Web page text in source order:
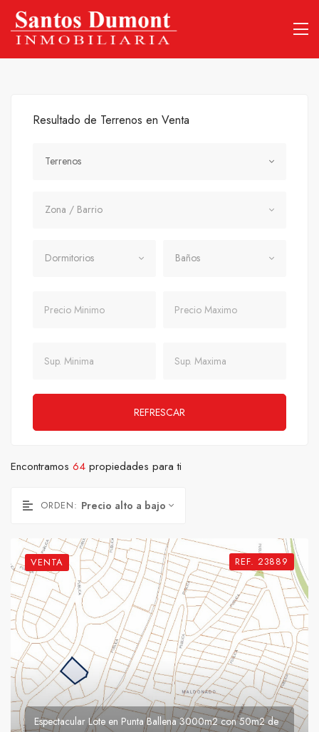
Resultado de Terrenos en Venta
Terrenos
Zona / Barrio
Dormitorios Baños
REFRESCAR
Encontramos 64 propiedades para ti
ORDEN: Precio alto a bajo
VENTA REF. 23889
Espectacular Lote en Punta Ballena 3000m2 con 50m2 de